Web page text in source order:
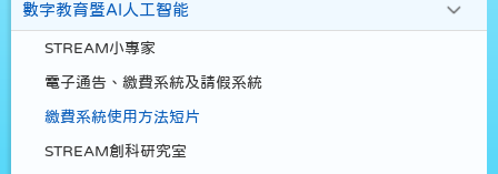
數字教育暨AI人工智能
STREAM小專家
電子通告、繳費系統及請假系統
繳費系統使用方法短片
STREAM創科研究室